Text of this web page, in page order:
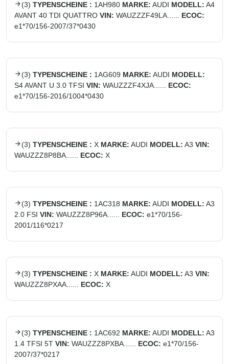
(3) TYPENSCHEINE : 1AH980 MARKE: AUDI MODELL: A4
AVANT 40 TDI QUATTRO VIN: WAUZZZF49LA......
ECOC:
e1*70/156-2007/37*0430
(3) TYPENSCHEINE : 1AG609 MARKE: AUDI MODELL:
S4 AVANT U 3.0 TFSI VIN: WAUZZZF4XJA......
ECOC:
e1*70/156-2016/1004*0430
(3) TYPENSCHEINE : X MARKE: AUDI MODELL: A3 VIN:
WAUZZZ8P8BA......
ECOC: X
(3) TYPENSCHEINE : 1AC318 MARKE: AUDI MODELL: A3
2.0 FSI VIN: WAUZZZ8P96A...... ECOC: e1*70/156-
2001/116*0217
(3) TYPENSCHEINE : X MARKE: AUDI MODELL: A3 VIN:
WAUZZZ8PXAA......
ECOC: X
(3) TYPENSCHEINE : 1AC692 MARKE: AUDI MODELL: A3
1.4 TFSI 5T VIN: WAUZZZ8PXBA...... ECOC: e1*70/156-
2007/37*0217